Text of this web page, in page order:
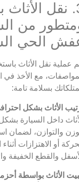
3. نقل
من
الحي
عملية نقل الأثاث
مع الأخذ في
بسلامة تامة:
الأثاث بشكل
داخل السيارة
والتوازن، لضمان
أو الاهتزازات
والقطع الخفيفة
الأثاث بواسطة